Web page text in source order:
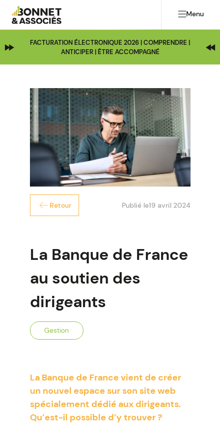
Menu
FACTURATION ÉLECTRONIQUE 2026 | COMPRENDRE |
ANTICIPER | ÊTRE ACCOMPAGNÉ
Retour Publié le19 avril 2024
La Banque de France
au soutien des
dirigeants
Gestion
La Banque de France vient de créer
un nouvel espace sur son site web
spécialement dédié aux dirigeants.
Qu’est-il possible d’y trouver ?